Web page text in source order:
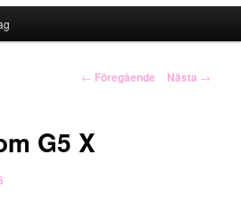
Inläggsnavigering
← Föregående Nästa →
G5 X